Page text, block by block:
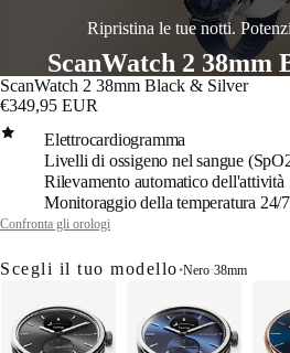
Ripristina le tue notti.
ScanWatch 2 38mm
ScanWatch 2 38mm Black & Silver
€349,95 EUR
Elettrocardiogramma
Livelli di ossigeno nel sangue
Rilevamento automatico dell'attività
Monitoraggio della temperatura 24/7
Confronta gli orologi
Scegli il tuo modello•Nero·38mm